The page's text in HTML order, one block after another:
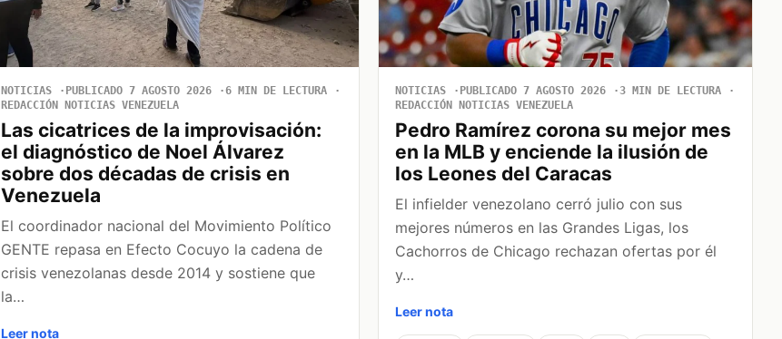
NOTICIAS PUBLICADO 7 AGOSTO 2026
6 MIN DE LECTURA
REDACCIÓN NOTICIAS VENEZUELA
Las cicatrices de la improvisación:
el diagnóstico de Noel Álvarez
sobre dos décadas de crisis en
Venezuela
El coordinador nacional del Movimiento Político
GENTE repasa en Efecto Cocuyo la cadena de
crisis venezolanas desde 2014 y sostiene que
la…
Leer nota
NOTICIAS PUBLICADO 7 AGOSTO 2026
3 MIN DE LECTURA
REDACCIÓN NOTICIAS VENEZUELA
Pedro Ramírez corona su mejor mes
en la MLB y enciende la ilusión de
los Leones del Caracas
El infielder venezolano cerró julio con sus
mejores números en las Grandes Ligas, los
Cachorros de Chicago rechazan ofertas por él
y…
Leer nota